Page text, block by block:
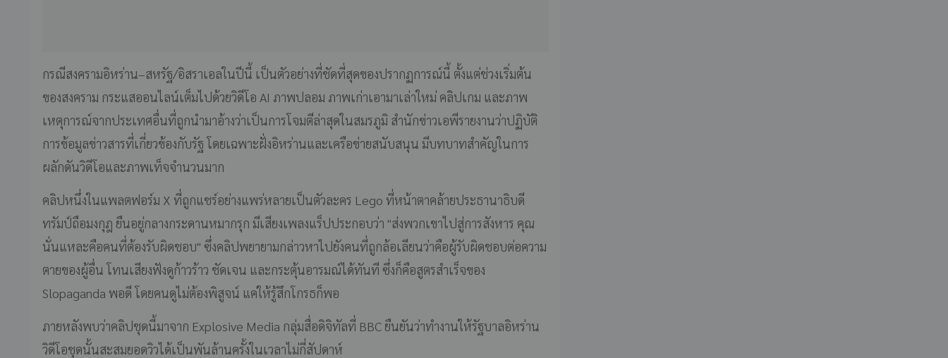
กรณีสงครามอิหร่าน–สหรัฐ/อิสราเอลในปีนี้ เป็นตัวอย่างที่ชัดที่สุดของปรากฏการณ์นี้ ตั้งแต่ช่วงเริ่มต้น
ของสงคราม กระแสออนไลน์เต็มไปด้วยวิดีโอ AI ภาพปลอม ภาพเก่าเอามาเล่าใหม่ คลิปเกม และภาพ
เหตุการณ์จากประเทศอื่นที่ถูกนำมาอ้างว่าเป็นการโจมตีล่าสุดในสมรภูมิ สำนักข่าวเอพีรายงานว่าปฏิบัติ
การข้อมูลข่าวสารที่เกี่ยวข้องกับรัฐ โดยเฉพาะฝั่งอิหร่านและเครือข่ายสนับสนุน มีบทบาทสำคัญในการ
ผลักดันวิดีโอและภาพเท็จจำนวนมาก
คลิปหนึ่งในแพลตฟอร์ม X ที่ถูกแชร์อย่างแพร่หลายเป็นตัวละคร Lego ที่หน้าตาคล้ายประธานาธิบดี
ทรัมป์ถือมงกุฎ ยืนอยู่กลางกระดานหมากรุก มีเสียงเพลงแร็ปประกอบว่า "ส่งพวกเขาไปสู่การสังหาร คุณ
นั่นแหละคือคนที่ต้องรับผิดชอบ" ซึ่งคลิปพยายามกล่าวหาไปยังคนที่ถูกล้อเลียนว่าคือผู้รับผิดชอบต่อความ
ตายของผู้อื่น โทนเสียงฟังดูก้าวร้าว ชัดเจน และกระตุ้นอารมณ์ได้ทันที ซึ่งก็คือสูตรสำเร็จของ
Slopaganda พอดี โดยคนดูไม่ต้องพิสูจน์ แค่ให้รู้สึกโกรธก็พอ
ภายหลังพบว่าคลิปชุดนี้มาจาก Explosive Media กลุ่มสื่อดิจิทัลที่ BBC ยืนยันว่าทำงานให้รัฐบาลอิหร่าน
วิดีโอชุดนั้นสะสมยอดวิวได้เป็นพันล้านครั้งในเวลาไม่กี่สัปดาห์